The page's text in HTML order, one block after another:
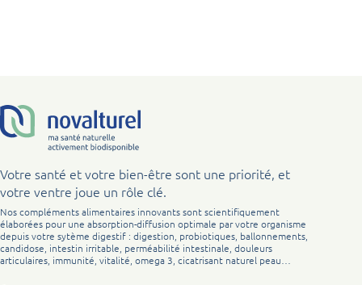
Votre santé et votre bien-être sont une priorité, et
votre ventre joue un rôle clé.
Nos compléments alimentaires innovants sont scientifiquement
élaborées pour une absorption-diffusion optimale par votre organisme
depuis votre sytème digestif : digestion, probiotiques, ballonnements,
candidose, intestin irritable, perméabilité intestinale, douleurs
articulaires, immunité, vitalité, omega 3, cicatrisant naturel peau…